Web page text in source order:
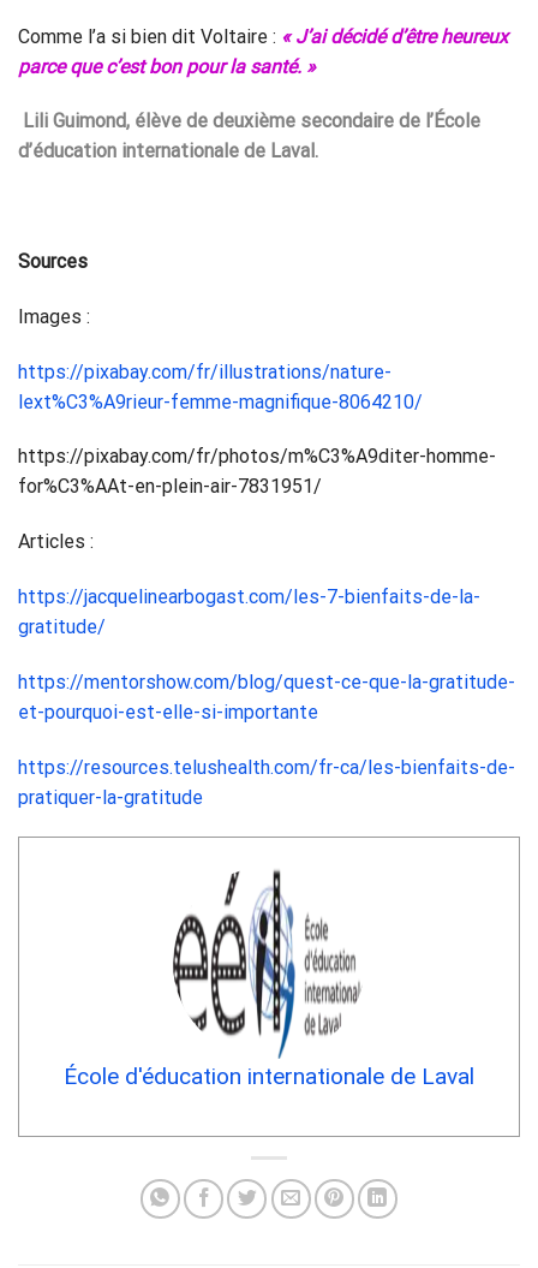
Comme l’a si bien dit Voltaire : « J’ai décidé d’être heureux
parce que c’est bon pour la santé. »
Lili Guimond, élève de deuxième secondaire de l’École
d’éducation internationale de Laval.
Sources
Images :
https://pixabay.com/fr/illustrations/nature-
lext%C3%A9rieur-femme-magnifique-8064210/
https://pixabay.com/fr/photos/m%C3%A9diter-homme-
for%C3%AAt-en-plein-air-7831951/
Articles :
https://jacquelinearbogast.com/les-7-bienfaits-de-la-
gratitude/
https://mentorshow.com/blog/quest-ce-que-la-gratitude-
et-pourquoi-est-elle-si-importante
https://resources.telushealth.com/fr-ca/les-bienfaits-de-
pratiquer-la-gratitude
École d'éducation internationale de Laval